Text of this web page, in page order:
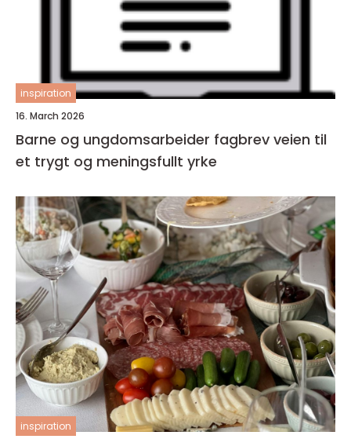
inspiration
16. March 2026
Barne og ungdomsarbeider fagbrev veien til
et trygt og meningsfullt yrke
inspiration